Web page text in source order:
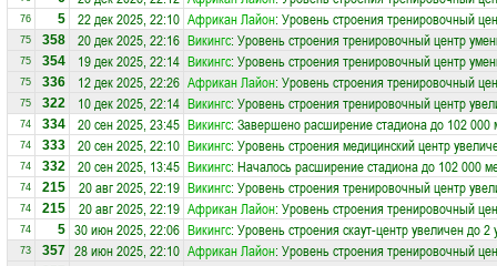
76 5 22 дек 2025, 22:10 Африкан Лайон: Уровень строения тренировочный
75 358 20 дек 2025, 22:16 Викингс: Уровень строения тренировочный центр
75 354 19 дек 2025, 22:14 Викингс: Уровень строения тренировочный центр
75 336 12 дек 2025, 22:26 Африкан Лайон: Уровень строения тренировочный
75 322 10 дек 2025, 22:14 Викингс: Уровень строения тренировочный центр
74 334 20 сен 2025, 23:45 Викингс: Завершено расширение стадиона до 102 000
74 333 20 сен 2025, 22:10 Викингс: Уровень строения медицинский центр
74 332 20 сен 2025, 13:45 Викингс: Началось расширение стадиона до 102 000
74 215 20 авг 2025, 22:19 Викингс: Уровень строения тренировочный центр
74 215 20 авг 2025, 22:19 Африкан Лайон: Уровень строения тренировочный
74 5 30 июн 2025, 22:06 Викингс: Уровень строения скаут-центр увеличен до 2
73 357 28 июн 2025, 22:10 Африкан Лайон: Уровень строения тренировочный